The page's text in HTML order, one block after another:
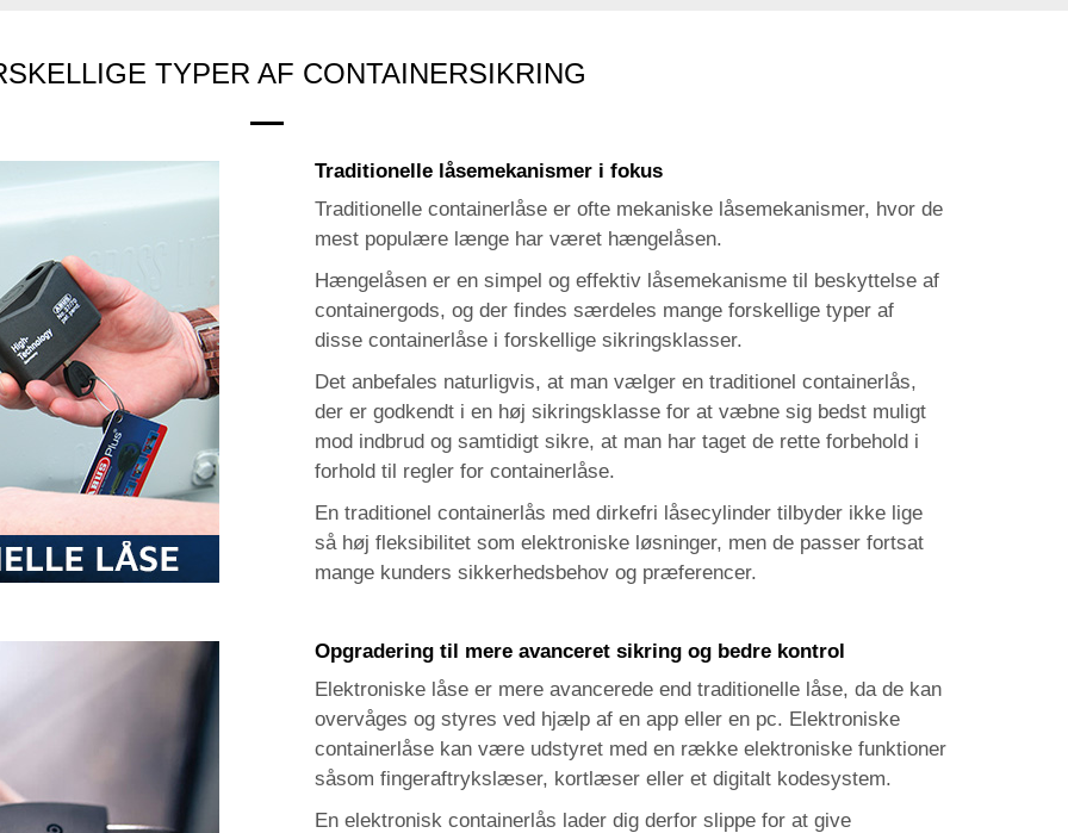
TYPER AF CONTAINERSIKRING
Traditionelle låsemekanismer i fokus
Traditionelle containerlåse er ofte mekaniske låsemekanismer, hvor de
mest populære længe har været hængelåsen.
Hængelåsen er en simpel og effektiv låsemekanisme til beskyttelse af
containergods, og der findes særdeles mange forskellige typer af
disse containerlåse i forskellige sikringsklasser.
Det anbefales naturligvis, at man vælger en traditionel containerlås,
der er godkendt i en høj sikringsklasse for at væbne sig bedst muligt
mod indbrud og samtidigt sikre, at man har taget de rette forbehold i
forhold til regler for containerlåse.
En traditionel containerlås med dirkefri låsecylinder tilbyder ikke lige
så høj fleksibilitet som elektroniske løsninger, men de passer fortsat
mange kunders sikkerhedsbehov og præferencer.
Opgradering til mere avanceret sikring og bedre kontrol
Elektroniske låse er mere avancerede end traditionelle låse, da de kan
overvåges og styres ved hjælp af en app eller en pc. Elektroniske
containerlåse kan være udstyret med en række elektroniske funktioner
såsom fingeraftrykslæser, kortlæser eller et digitalt kodesystem.
En elektronisk containerlås lader dig derfor slippe for at give